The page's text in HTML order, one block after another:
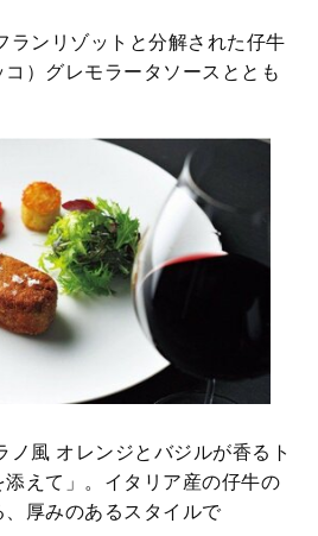
ランリゾットと分解された仔牛
）グレモラータソースととも
ノ風 オレンジとバジルが香るト
えて」。イタリア産の仔牛の
厚みのあるスタイルで